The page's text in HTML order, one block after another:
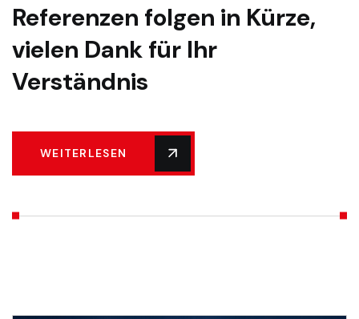
Referenzen folgen in Kürze,
vielen Dank für Ihr
Verständnis
WEITERLESEN